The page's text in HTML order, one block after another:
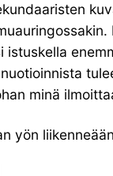
istuskella
minä
yön